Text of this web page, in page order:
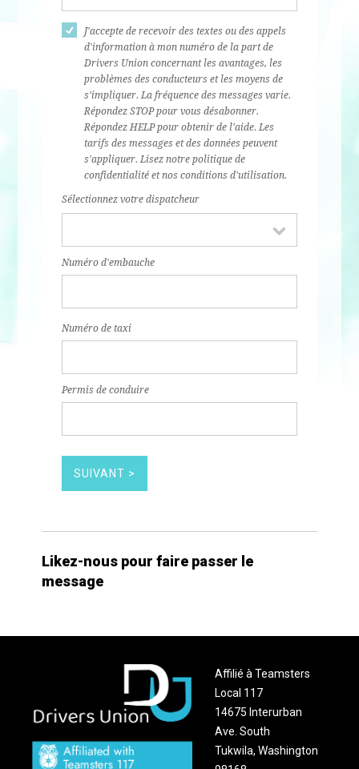
J'accepte de recevoir des textes ou des appels
d'information à mon numéro de la part de
Drivers Union concernant les avantages, les
problèmes des conducteurs et les moyens de
s'impliquer. La fréquence des messages varie.
Répondez STOP pour vous désabonner.
Répondez HELP pour obtenir de l'aide. Les
tarifs des messages et des données peuvent
s'appliquer. Lisez notre politique de
confidentialité et nos conditions d'utilisation.
Sélectionnez votre dispatcheur
Numéro d'embauche
Numéro de taxi
Permis de conduire
Likez-nous pour faire passer le
message
Affilié à Teamsters
Local 117
14675 Interurban
Ave. South
Tukwila, Washington